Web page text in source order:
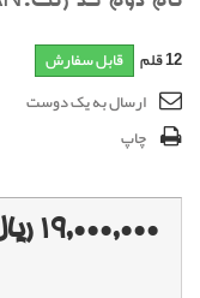
12قلم قابل سفارش
ارسال به یک دوست
چاپ
19,000,000 ریال